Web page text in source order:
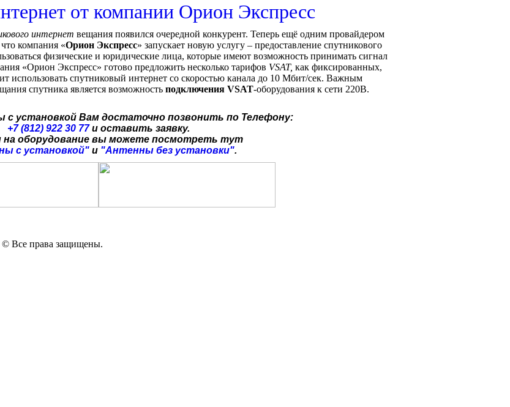
от компании Орион Экспресс
интернет вещания появился очередной конкурент. Теперь ещё одним провайдером
компания «Орион Экспресс» запускает новую услугу – предоставление спутникового
физические и юридические лица, которые имеют возможность принимать сигнал
«Орион Экспресс» готово предложить несколько тарифов VSAT, как фиксированных,
использовать спутниковый интернет со скоростью канала до 10 Мбит/сек. Важным
спутника является возможность подключения VSAT-оборудования к сети 220В.
с установкой Вам достаточно позвонить по Телефону:
+7 (812) 922 30 77 и оставить заявку.
на оборудование вы можете посмотреть тут
с установкой" и "Антенны без установки".
© Все права защищены.